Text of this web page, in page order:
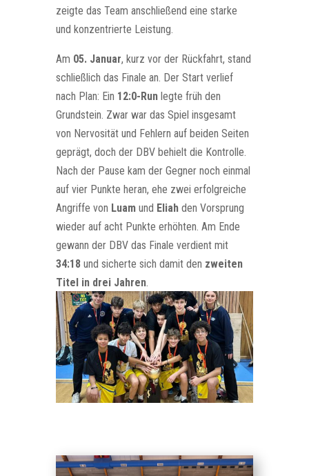
zeigte das Team anschließend eine starke
und konzentrierte Leistung.
Am 05. Januar, kurz vor der Rückfahrt, stand
schließlich das Finale an. Der Start verlief
nach Plan: Ein 12:0-Runlegte früh den
Grundstein. Zwar war das Spiel insgesamt
von Nervosität und Fehlern auf beiden Seiten
geprägt, doch der DBV behielt die Kontrolle.
Nach der Pause kam der Gegner noch einmal
auf vier Punkte heran, ehe zwei erfolgreiche
Angriffe von Luamund Eliahden Vorsprung
wieder auf acht Punkte erhöhten. Am Ende
gewann der DBV das Finale verdient mit
34:18und sicherte sich damit den zweiten
Titel in drei Jahren.